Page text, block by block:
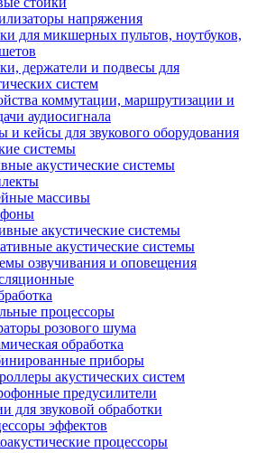
напряжения
для микшерных пультов, ноутбуков,
держатели и подвесы для
систем
коммутации, маршрутизации и
аудиосигнала
и кейсы для звукового оборудования
системы
акустические системы
массивы
акустические системы
акустические системы
озвучивания и оповещения
процессоры
розового шума
обработка
приборы
акустических систем
предусилители
для звуковой обработки
эффектов
процессоры